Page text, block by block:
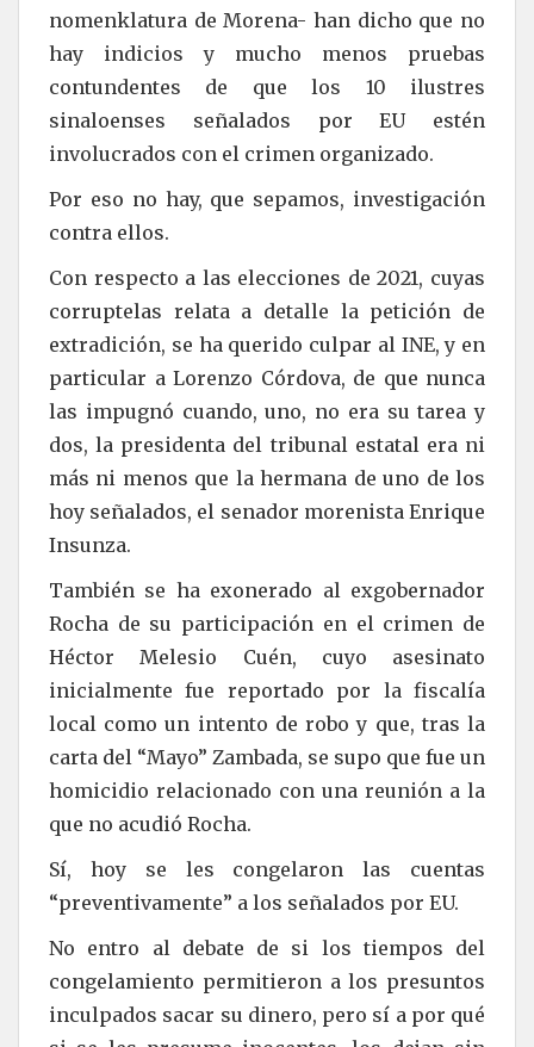
nomenklatura de Morena- han dicho que no
hay indicios y mucho menos pruebas
contundentes de que los 10 ilustres
sinaloenses señalados por EU estén
involucrados con el crimen organizado.
Por eso no hay, que sepamos, investigación
contra ellos.
Con respecto a las elecciones de 2021, cuyas
corruptelas relata a detalle la petición de
extradición, se ha querido culpar al INE, y en
particular a Lorenzo Córdova, de que nunca
las impugnó cuando, uno, no era su tarea y
dos, la presidenta del tribunal estatal era ni
más ni menos que la hermana de uno de los
hoy señalados, el senador morenista Enrique
Insunza.
También se ha exonerado al exgobernador
Rocha de su participación en el crimen de
Héctor Melesio Cuén, cuyo asesinato
inicialmente fue reportado por la fiscalía
local como un intento de robo y que, tras la
carta del “Mayo” Zambada, se supo que fue un
homicidio relacionado con una reunión a la
que no acudió Rocha.
Sí, hoy se les congelaron las cuentas
“preventivamente” a los señalados por EU.
No entro al debate de si los tiempos del
congelamiento permitieron a los presuntos
inculpados sacar su dinero, pero sí a por qué